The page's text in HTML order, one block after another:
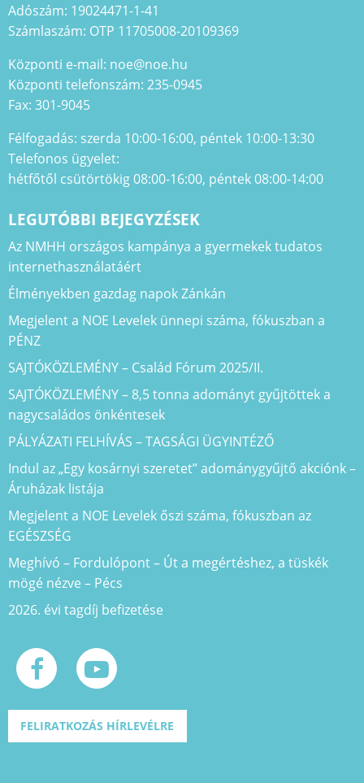
Adószám: 19024471-1-41
Számlaszám: OTP 11705008-20109369
Központi e-mail: noe@noe.hu
Központi telefonszám: 235-0945
Fax: 301-9045
Félfogadás: szerda 10:00-16:00, péntek 10:00-13:30
Telefonos ügyelet:
hétfőtől csütörtökig 08:00-16:00, péntek 08:00-14:00
LEGUTÓBBI BEJEGYZÉSEK
Az NMHH országos kampánya a gyermekek tudatos
internethasználatáért
Élményekben gazdag napok Zánkán
Megjelent a NOE Levelek ünnepi száma, fókuszban a
PÉNZ
SAJTÓKÖZLEMÉNY – Család Fórum 2025/II.
SAJTÓKÖZLEMÉNY – 8,5 tonna adományt gyűjtöttek a
nagycsaládos önkéntesek
PÁLYÁZATI FELHÍVÁS – TAGSÁGI ÜGYINTÉZŐ
Indul az „Egy kosárnyi szeretet” adománygyűjtő akciónk –
Áruházak listája
Megjelent a NOE Levelek őszi száma, fókuszban az
EGÉSZSÉG
Meghívó – Fordulópont – Út a megértéshez, a tüskék
mögé nézve – Pécs
2026. évi tagdíj befizetése
FELIRATKOZÁS HÍRLEVÉLRE